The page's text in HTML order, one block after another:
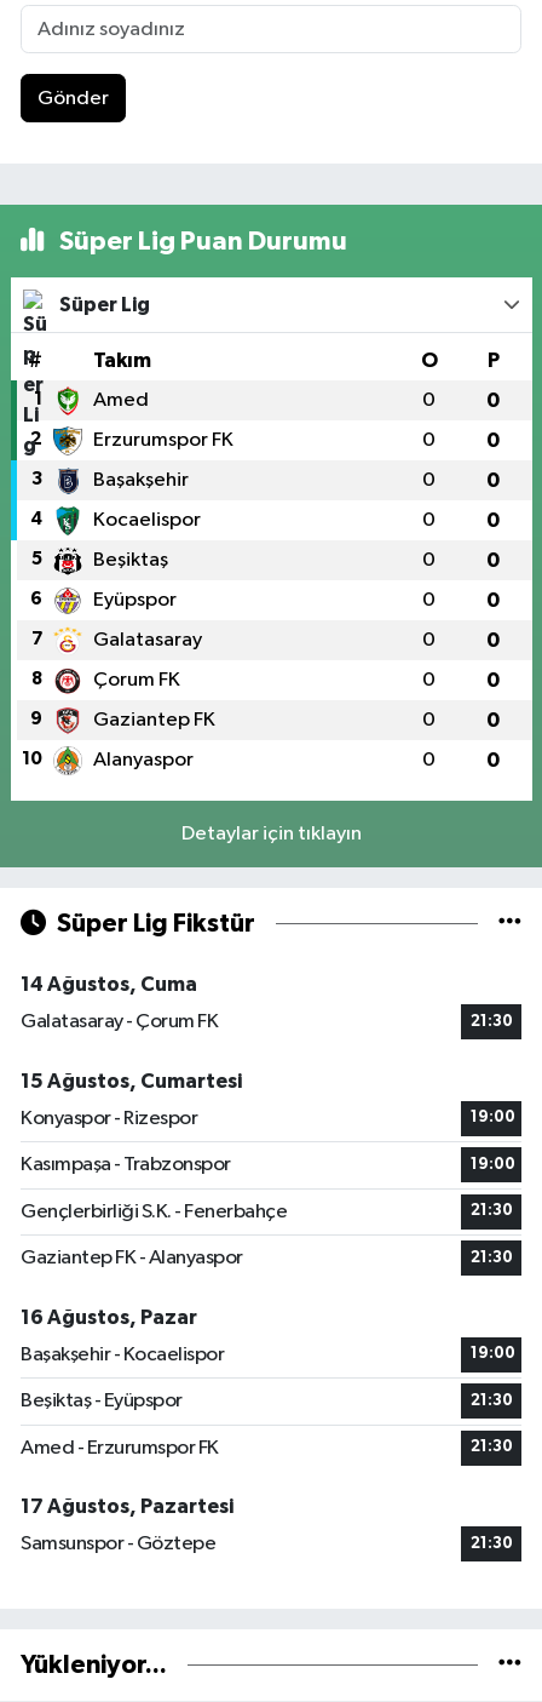
Gönder
Süper Lig Puan Durumu
Süper Lig
# Takım O P
1 Amed 0 0
2 Erzurumspor FK 0 0
3 Başakşehir 0 0
4 Kocaelispor 0 0
5 Beşiktaş 0 0
6 Eyüpspor 0 0
7 Galatasaray 0 0
8 Çorum FK 0 0
9 Gaziantep FK 0 0
10 Alanyaspor 0 0
Detaylar için tıklayın
Süper Lig Fikstür
14 Ağustos, Cuma
Galatasaray - Çorum FK
21:30
15 Ağustos, Cumartesi
Konyaspor - Rizespor
19:00
Kasımpaşa - Trabzonspor 19:00
Gençlerbirliği S.K. - Fenerbahçe 21:30
Gaziantep FK - Alanyaspor 21:30
16 Ağustos, Pazar
Başakşehir - Kocaelispor
19:00
Beşiktaş - Eyüpspor 21:30
Amed - Erzurumspor FK 21:30
17 Ağustos, Pazartesi
Samsunspor - Göztepe
21:30
Yükleniyor...